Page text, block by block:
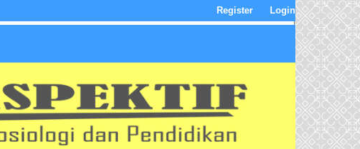
Register Login